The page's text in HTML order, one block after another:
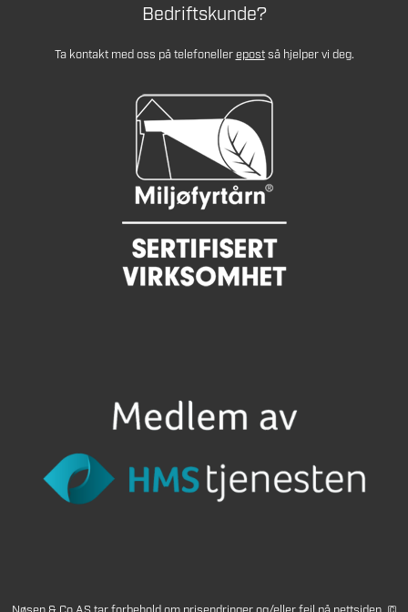
Bedriftskunde?
Ta kontakt med oss på telefonellerepostså hjelper vi deg.